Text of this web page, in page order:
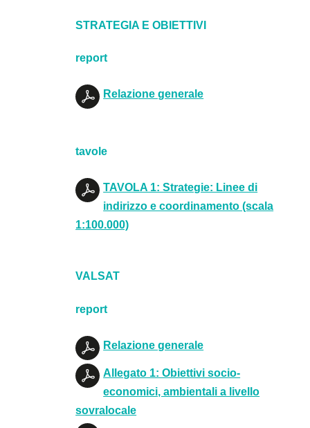
STRATEGIA E OBIETTIVI
report
Relazione generale
tavole
TAVOLA 1: Strategie: Linee di
indirizzo e coordinamento (scala
1:100.000)
VALSAT
report
Relazione generale
Allegato 1: Obiettivi socio-
economici, ambientali a livello
sovralocale